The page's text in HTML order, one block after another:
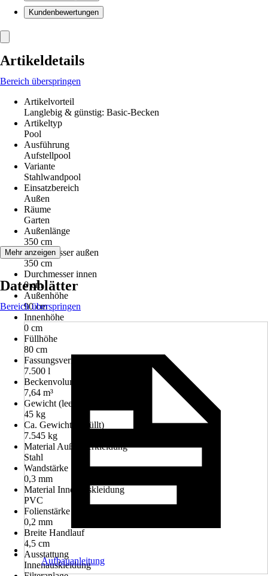
Kundenbewertungen
Artikeldetails
Bereich überspringen
Artikelvorteil
Langlebig & günstig: Basic-Becken
Artikeltyp
Pool
Ausführung
Aufstellpool
Variante
Stahlwandpool
Einsatzbereich
Außen
Räume
Garten
Außenlänge
350 cm
Durchmesser außen
350 cm
Durchmesser innen
0 cm
Außenhöhe
90 cm
Innenhöhe
0 cm
Füllhöhe
80 cm
Fassungsvermögen
7.500 l
Beckenvolumen
7,64 m³
Gewicht (leer)
45 kg
Ca. Gewicht (befüllt)
7.545 kg
Material Außenverkleidung
Stahl
Wandstärke
0,3 mm
Material Innenauskleidung
PVC
Folienstärke Boden
0,2 mm
Breite Handlauf
4,5 cm
Ausstattung
Innenauskleidung
Mehr anzeigen
Datenblätter
Bereich überspringen
Aufbauanleitung